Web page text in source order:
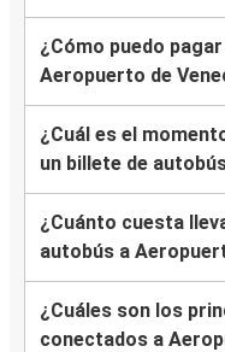
Zagreb
Dobbiaco
Maribor
¿Cómo puedo
Aeropuerto de
¿Cuál es el
un billete de
¿Cuánto cuesta
autobús a
¿Cuáles son los
conectados a